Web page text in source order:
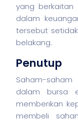
yang berkaitan
dalam
tersebut
belakang.
Penutup
Saham-
dalam bursa
memberikan
membeli